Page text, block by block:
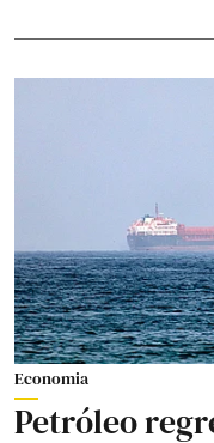
Economia
Petróleo